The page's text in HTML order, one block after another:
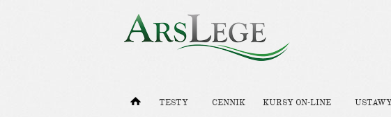
TESTY CENNIK KURSY ON-LINE